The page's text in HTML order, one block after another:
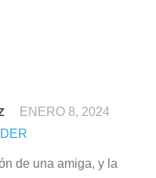
ENERO 8, 2024
de una amiga, y la